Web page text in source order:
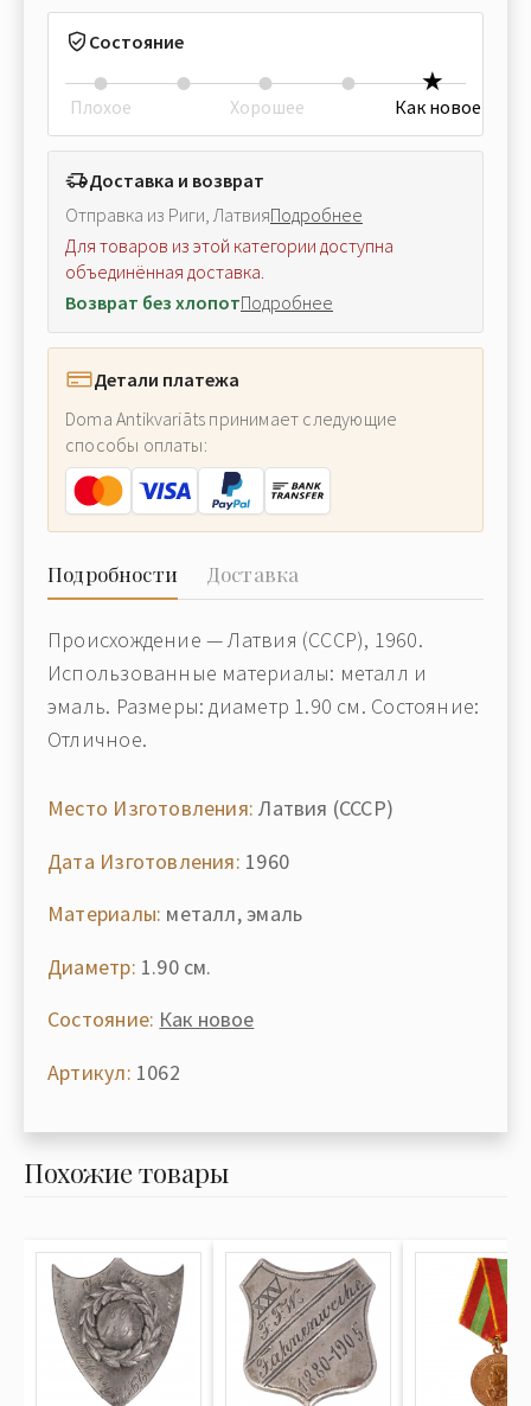
Состояние
Плохое Хорошее Как новое
Доставка и возврат
Отправка из Риги, ЛатвияПодробнее
Для товаров из этой категории доступна
объединённая доставка.
Возврат без хлопотПодробнее
Детали платежа
Doma Antikvariāts принимает следующие
способы оплаты:
Подробности Доставка
Происхождение — Латвия (СССР), 1960.
Использованные материалы: металл и
эмаль. Размеры: диаметр 1.90 см. Состояние:
Отличное.
Место Изготовления: Латвия (СССР)
Дата Изготовления: 1960
Материалы: металл, эмаль
Диаметр: 1.90 см.
Состояние: Как новое
Артикул: 1062
Похожие товары